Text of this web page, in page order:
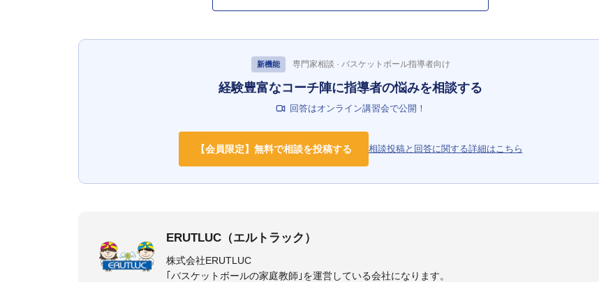
新機能 専門家相談 · バスケットボール指導者向け
経験豊富なコーチ陣に指導者の悩みを相談する
回答はオンライン講習会で公開！
【会員限定】無料で相談を投稿する 相談投稿と回答に関する詳細はこちら
ERUTLUC（エルトラック）
株式会社ERUTLUC
｢バスケットボールの家庭教師｣を運営している会社になります。